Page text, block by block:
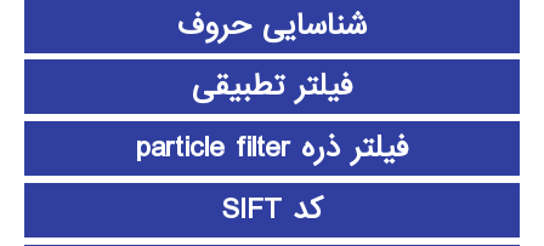
شناسایی حروف
فیلتر تطبیقی
فیلتر ذره particle filter
کد SIFT